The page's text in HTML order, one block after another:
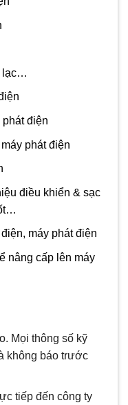
lạc…
phát điện
phát điện
điều khiển & sạc
máy phát điện
nâng cấp lên máy
Mọi thông số kỹ
không báo trước
tiếp đến công ty